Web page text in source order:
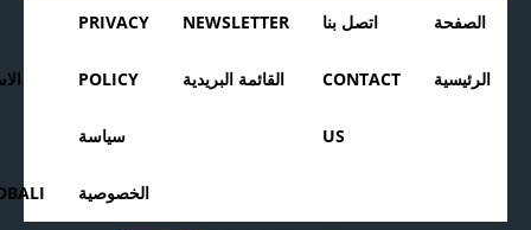
الصفحة
الرئيسية
اتصل بنا
CONTACT
US
NEWSLETTER
القائمة البريدية
PRIVACY
POLICY
سياسة
الخصوصية